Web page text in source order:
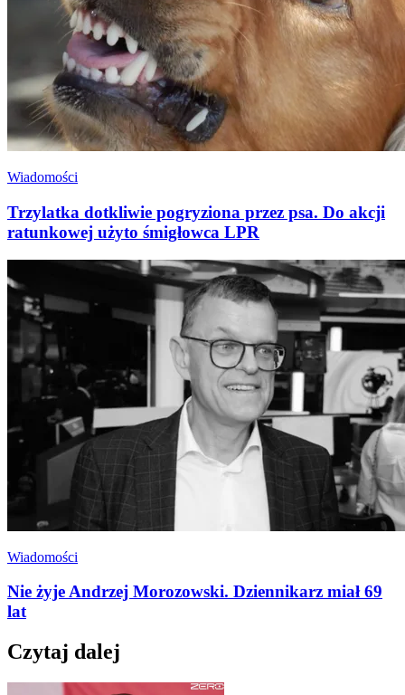
Wiadomości
Trzylatka dotkliwie pogryziona przez psa. Do akcji
ratunkowej użyto śmigłowca LPR
Wiadomości
Nie żyje Andrzej Morozowski. Dziennikarz miał 69
lat
Czytaj dalej